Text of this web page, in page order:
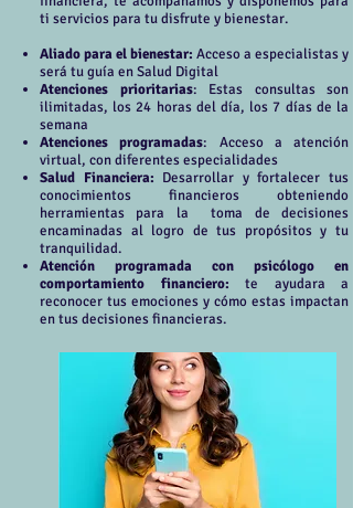
ti servicios para tu disfrute y bienestar.
Aliado para el bienestar: Acceso a especialistas y
será tu guía en Salud Digital
Atenciones prioritarias: Estas consultas son
ilimitadas, los 24 horas del día, los 7 días de la
semana
Atenciones programadas: Acceso a atención
virtual, con diferentes especialidades
Salud Financiera: Desarrollar y fortalecer tus
conocimientos financieros obteniendo
herramientas para la toma de decisiones
encaminadas al logro de tus propósitos y tu
tranquilidad.
Atención programada con psicólogo en
comportamiento financiero: te ayudara a
reconocer tus emociones y cómo estas impactan
en tus decisiones financieras.